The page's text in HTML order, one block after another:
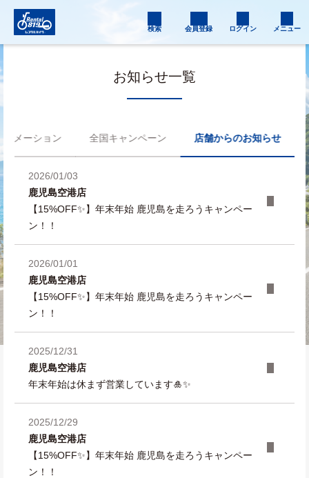
検索 会員登録 ログイン メニュー
お知らせ一覧
ォメーション 全国キャンペーン 店舗からのお知らせ
2026/01/03
鹿児島空港店
【15%OFF✨】年末年始 鹿児島を走ろうキャンペー
ン！！
2026/01/01
鹿児島空港店
【15%OFF✨】年末年始 鹿児島を走ろうキャンペー
ン！！
2025/12/31
鹿児島空港店
年末年始は休まず営業しています🎍✨
2025/12/29
鹿児島空港店
【15%OFF✨】年末年始 鹿児島を走ろうキャンペー
ン！！